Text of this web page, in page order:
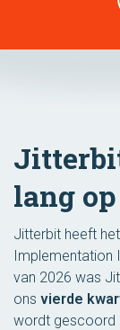
lang
Jitterbit heeft
Implementation
van 2026 was
ons vierde
wordt gescoord